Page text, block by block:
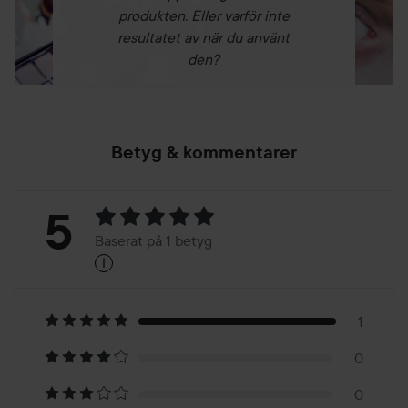
Använd gerne ALT I EN HYALURONSYRE ovenpå vores
AHA-PEELING eller T-ZONE PEELING.
Använd anden creme eller serum ovenpå efter ønske.
produkten. Eller varför inte
resultatet av när du använt
den?
Betyg & kommentarer
Betyg:
Baserat
på
1
5 Baserat på 1 betyg
i
1
0
0